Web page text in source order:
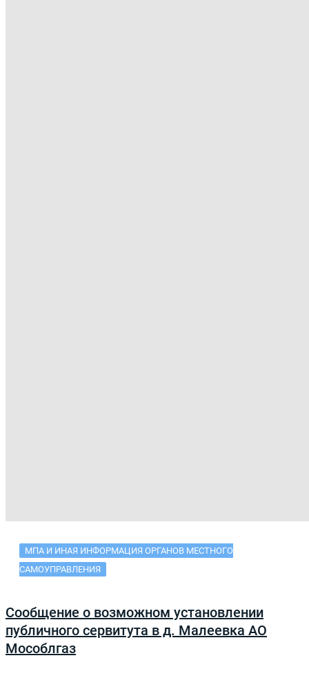
МПА И ИНАЯ ИНФОРМАЦИЯ ОРГАНОВ МЕСТНОГО
САМОУПРАВЛЕНИЯ
Сообщение о возможном установлении
публичного сервитута в д. Малеевка АО
Мособлгаз